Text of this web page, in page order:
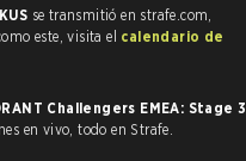
se transmitió en strafe.com,
este, visita el calendario de
Challengers EMEA: Stage 3
en vivo, todo en Strafe.